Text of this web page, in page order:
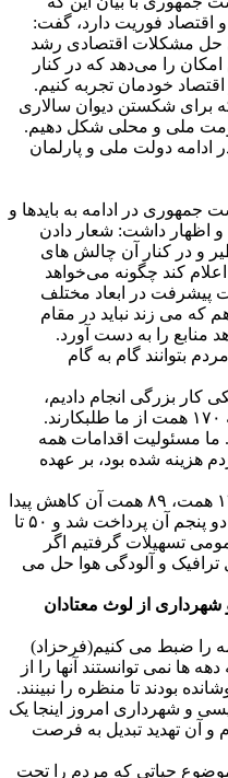
فوریت دارد، گفت:
حل مشکلات اقتصادی رشد
را می‌دهد که در کنار
رشد را در اقتصاد خودمان تجربه کنیم.
برای شکستن دیوان سالاری
ملی و محلی شکل دهیم.
ادامه دولت ملی و پارلمان
جمهوری در ادامه به بایدها و
و اظهار داشت: شعار دادن
و در کنار آن چالش های
کند چگونه می‌خواهد
پیشرفت در ابعاد مختلف
که می زند نباید در مقام
منابع را به دست آورد.
بتوانند گام به گام
کار بزرگی انجام دادیم،
وقتی آمدیم ادعای بانک ها این بود که ۱۷۰ همت از ما طلبکارند.
بود. ما مسئولیت اقدامات همه
هزینه شده بود، بر عهده
وی خاطرنشان کرد: سال ۴۰۲ از ۱۷۰ همت، ۸۹ همت آن کاهش پیدا
کرد. ۸۱ همت که قطعی شد بیش از دو پنجم آن پرداخت شد و ۵۰ تا
تسهیلات گرفتیم اگر
و آلودگی هوا حل می
از لوث معتادان
را ضبط می کنیم(فرحزاد)
که دهه ها نمی توانستند آنها را از
بودند تا منظره را نبینند.
و شهرداری امروز اینجا یک
و آن تهدید تبدیل به فرصت
حیاتی که مردم را تحت